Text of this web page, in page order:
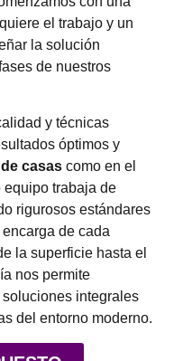
el trabajo y un
la solución
de nuestros
y técnicas
óptimos y
casas como en el
trabaja de
rigurosos estándares
de cada
la superficie hasta el
nos permite
integrales
del entorno moderno.